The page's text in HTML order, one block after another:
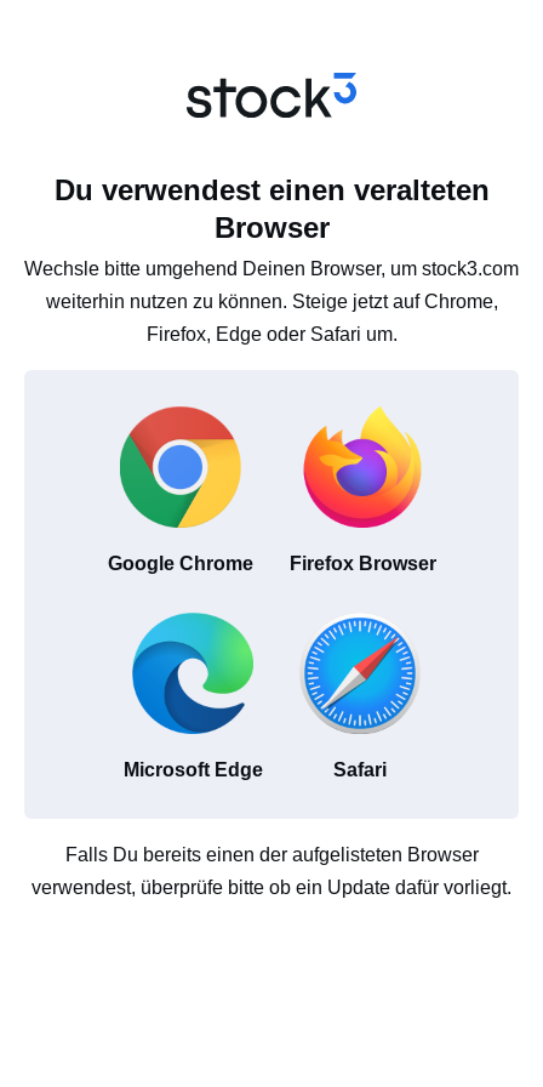
Du verwendest einen veralteten
Browser
Wechsle bitte umgehend Deinen Browser, um stock3.com
weiterhin nutzen zu können. Steige jetzt auf Chrome,
Firefox, Edge oder Safari um.
Google Chrome Firefox Browser
Microsoft Edge Safari
Falls Du bereits einen der aufgelisteten Browser
verwendest, überprüfe bitte ob ein Update dafür vorliegt.